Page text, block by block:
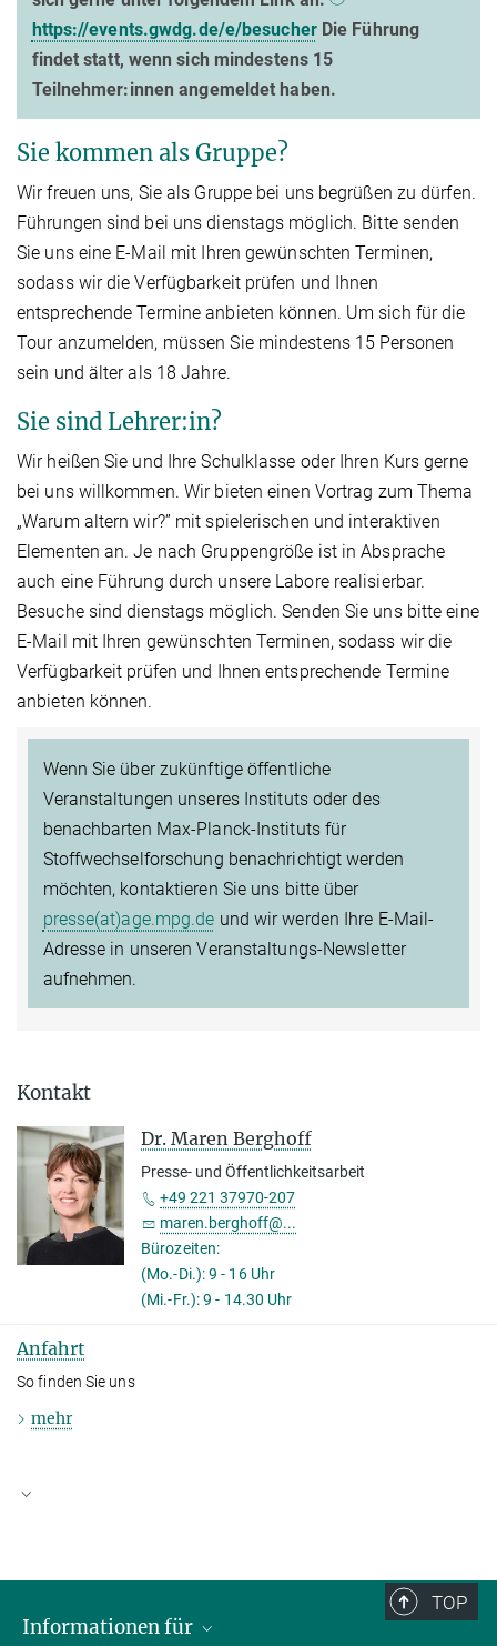
https://events.gwdg.de/e/besucherDie Führung
findet statt, wenn sich mindestens 15
Teilnehmer:innen angemeldet haben.
Sie kommen als Gruppe?
Wir freuen uns, Sie als Gruppe bei uns begrüßen zu dürfen.
Führungen sind bei uns dienstags möglich. Bitte senden
Sie uns eine E-Mail mit Ihren gewünschten Terminen,
sodass wir die Verfügbarkeit prüfen und Ihnen
entsprechende Termine anbieten können. Um sich für die
Tour anzumelden, müssen Sie mindestens 15 Personen
sein und älter als 18 Jahre.
Sie sind Lehrer:in?
Wir heißen Sie und Ihre Schulklasse oder Ihren Kurs gerne
bei uns willkommen. Wir bieten einen Vortrag zum Thema
„Warum altern wir?” mit spielerischen und interaktiven
Elementen an. Je nach Gruppengröße ist in Absprache
auch eine Führung durch unsere Labore realisierbar.
Besuche sind dienstags möglich. Senden Sie uns bitte eine
E-Mail mit Ihren gewünschten Terminen, sodass wir die
Verfügbarkeit prüfen und Ihnen entsprechende Termine
anbieten können.
Wenn Sie über zukünftige öffentliche
Veranstaltungen unseres Instituts oder des
benachbarten Max-Planck-Instituts für
Stoffwechselforschung benachrichtigt werden
möchten, kontaktieren Sie uns bitte über
presse(at)age.mpg.de und wir werden Ihre E-Mail-
Adresse in unseren Veranstaltungs-Newsletter
aufnehmen.
Kontakt
Dr. Maren Berghoff
Presse- und Öffentlichkeitsarbeit
+49 221 37970-207
maren.berghoff@...
Bürozeiten:
(Mo.-Di.): 9 - 16 Uhr
(Mi.-Fr.): 9 - 14.30 Uhr
Anfahrt
So finden Sie uns
mehr
TOP
Informationen für